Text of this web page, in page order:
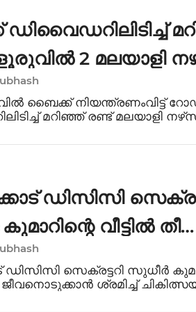
2 മലയാളി
മരിച്ചു
ബൈക്ക് നിയന്ത്രണംവിട്ട്
മറിഞ്ഞ് രണ്ട് മലയാളി
ഗിരീഷ്കുമാറിന്റെ മകൻ
ഡിസിസി
വീട്ടിൽ തീ
വയോധികൻ
ഡിസിസി സെക്രട്ടറി സുധീർ
ജീവനൊടുക്കാൻ ശ്രമിച്ച്